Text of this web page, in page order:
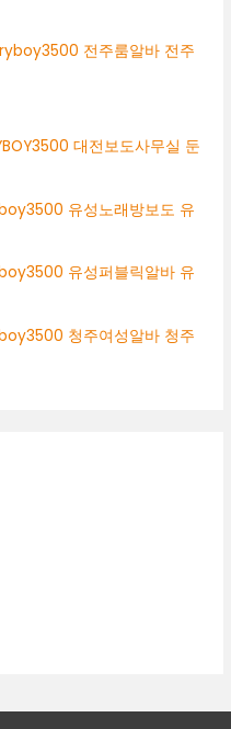
전주룸알바 전주
대전보도사무실 둔
유성노래방보도 유
유성퍼블릭알바 유
청주여성알바 청주